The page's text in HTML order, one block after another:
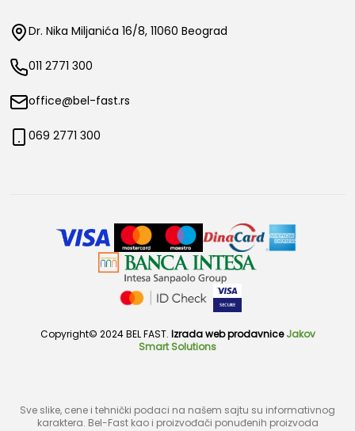
Dr. Nika Miljanića 16/8, 11060 Beograd
011 2771 300
office@bel-fast.rs
069 2771 300
Copyright© 2024 BEL FAST. Izrada web prodavnice Jakov
Smart Solutions
Sve slike, cene i tehnički podaci na našem sajtu su informativnog
karaktera. Bel-Fast kao i proizvođači ponuđenih proizvoda